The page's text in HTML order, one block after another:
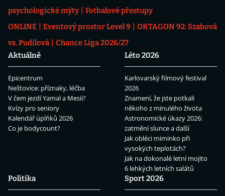
psychologické mýty
Fotbalové přestupy
ONLINE
Eventový prostor Level 9
OKTAGON 92: Szabová
vs. Pudilová
Chance Liga 2026/27
Aktuálně
Epicentrum
Neštovice: příznaky, léčba
V čem jezdí Yamal a Mesii?
Kvízy pro seniory
Kalendář úplňků 2026
Co je bodycount?
Léto 2026
Karlovarský filmový festival
2026
Znamení, že jste potkali
někoho z minulého života
Astronomické úkazy 2026:
zatmění slunce a další
Jak obléci miminko při
vysokých teplotách?
Jak na dokonalé letní mojito
6 lehkých letních salátů
Politika
Sport 2026